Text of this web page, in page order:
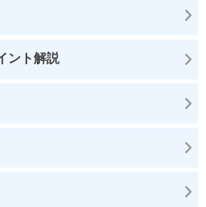
ント解説